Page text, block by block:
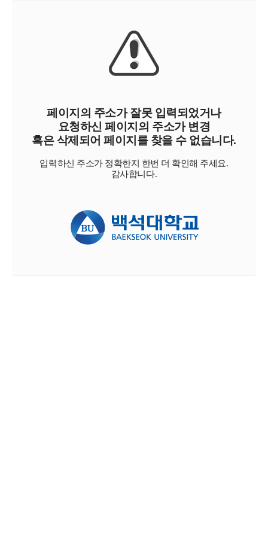
페이지의 주소가 잘못 입력되었거나
요청하신 페이지의 주소가 변경
혹은 삭제되어 페이지를 찾을 수 없습니다.
입력하신 주소가 정확한지 한번 더 확인해 주세요.
감사합니다.